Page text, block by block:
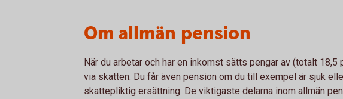
Om allmän pension
När du arbetar och har en inkomst sätts pengar av (totalt
via skatten. Du får även pension om du till exempel är sjuk
skattepliktig ersättning. De viktigaste delarna inom allmän